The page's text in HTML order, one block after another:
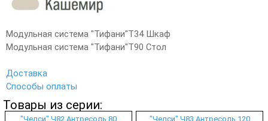
Модульная система "Тифани"Т34 Шкаф
Модульная система "Тифани"Т90 Стол
Доставка
Способы оплаты
Товары из серии:
"Челси" Ч82 Антресоль 80 "Челси" Ч83 Антресоль 120